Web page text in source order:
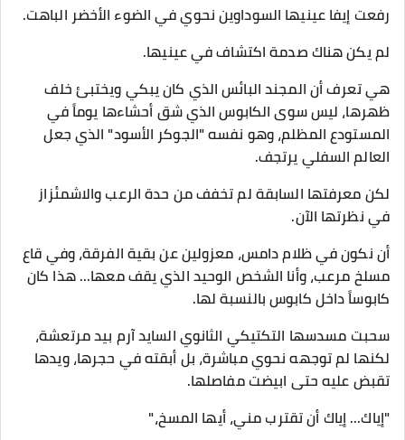
​رفعت إيفا عينيها السوداوين نحوي في الضوء الأخضر الباهت.
لم يكن هناك صدمة اكتشاف في عينيها.
هي تعرف أن المجند البائس الذي كان يبكي ويختبئ خلف
ظهرها، ليس سوى الكابوس الذي شق أحشاءها يوماً في
المستودع المظلم، وهو نفسه "الجوكر الأسود" الذي جعل
العالم السفلي يرتجف.
​لكن معرفتها السابقة لم تخفف من حدة الرعب والاشمئزاز
في نظرتها الآن.
أن نكون في ظلام دامس، معزولين عن بقية الفرقة، وفي قاع
مسلخ مرعب، وأنا الشخص الوحيد الذي يقف معها... هذا كان
كابوساً داخل كابوس بالنسبة لها.
​سحبت مسدسها التكتيكي الثانوي السايد آرم بيد مرتعشة،
لكنها لم توجهه نحوي مباشرة، بل أبقته في حجرها، ويدها
تقبض عليه حتى ابيضت مفاصلها.
​"إياك... إياك أن تقترب مني، أيها المسخ،"